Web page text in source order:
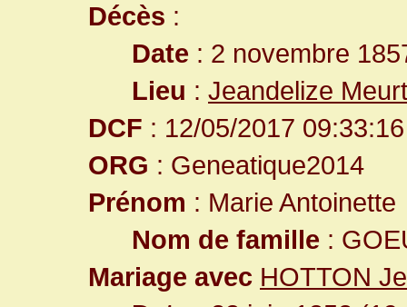
Décès :
Date : 2 novembre
Lieu : Jeandelize
DCF : 12/05/2017 09:33:16
ORG : Geneatique2014
Prénom : Marie Antoinette
Nom de famille :
Mariage avec HOTTON